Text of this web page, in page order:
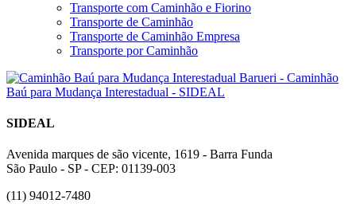
Transporte com Caminhão e Fiorino
Transporte de Caminhão
Transporte de Caminhão Empresa
Transporte por Caminhão
SIDEAL
Avenida marques de são vicente, 1619 - Barra Funda
São Paulo - SP - CEP: 01139-003
(11) 94012-7480